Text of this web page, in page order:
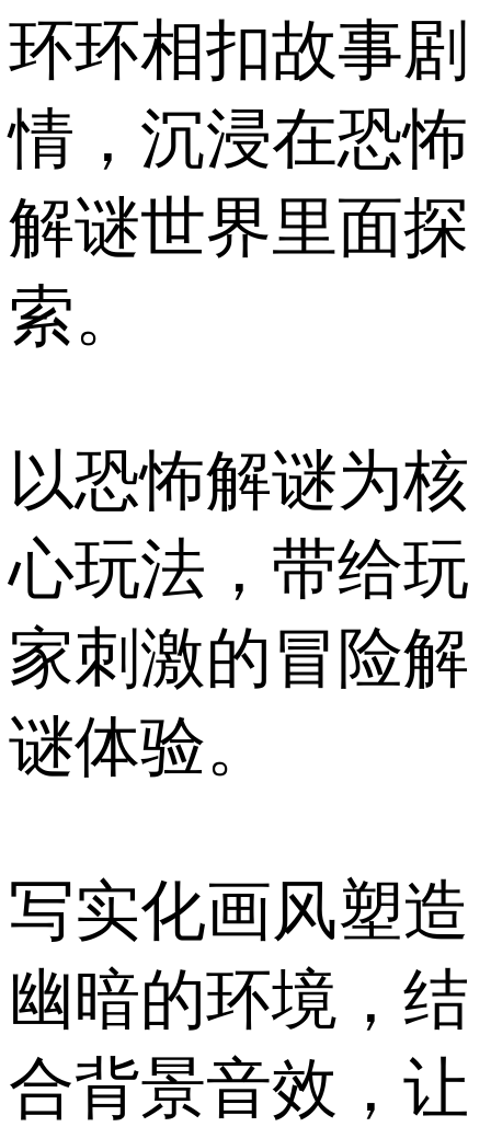
环环相扣故事剧
情，沉浸在恐怖
解谜世界里面探
索。
以恐怖解谜为核
心玩法，带给玩
家刺激的冒险解
谜体验。
写实化画风塑造
幽暗的环境，结
合背景音效，让